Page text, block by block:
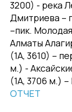
3200) - река
Дмитриева –
–пик.
Алматы
(1А, 3610) –
м.) -
(1А, 3706 м.)
ОТЧЕТ